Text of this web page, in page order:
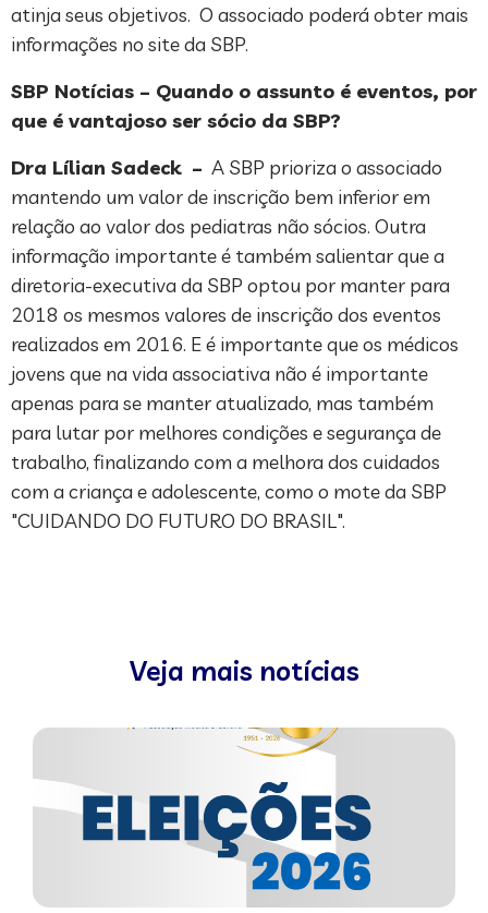
atinja seus objetivos. O associado poderá obter mais
informações no site da SBP.
SBP Notícias – Quando o assunto é eventos, por
que é vantajoso ser sócio da SBP?
Dra Lílian Sadeck – A SBP prioriza o associado
mantendo um valor de inscrição bem inferior em
relação ao valor dos pediatras não sócios. Outra
informação importante é também salientar que a
diretoria-executiva da SBP optou por manter para
2018 os mesmos valores de inscrição dos eventos
realizados em 2016. E é importante que os médicos
jovens que na vida associativa não é importante
apenas para se manter atualizado, mas também
para lutar por melhores condições e segurança de
trabalho, finalizando com a melhora dos cuidados
com a criança e adolescente, como o mote da SBP
"CUIDANDO DO FUTURO DO BRASIL".
Veja mais notícias